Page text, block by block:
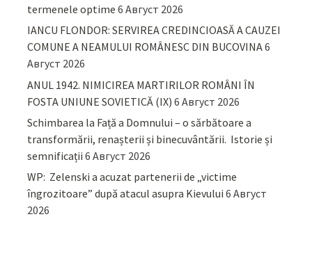
termenele optime 6 Август 2026
IANCU FLONDOR: SERVIREA CREDINCIOASĂ A CAUZEI
COMUNE A NEAMULUI ROMÂNESC DIN BUCOVINA6
Август 2026
ANUL 1942. NIMICIREA MARTIRILOR ROMÂNI ÎN
FOSTA UNIUNE SOVIETICĂ (IX) 6 Август 2026
Schimbarea la Față a Domnului – o sărbătoare a
transformării, renașterii și binecuvântării. Istorie și
semnificații 6 Август 2026
WP: Zelenski a acuzat partenerii de „victime
îngrozitoare” după atacul asupra Kievului 6 Август
2026